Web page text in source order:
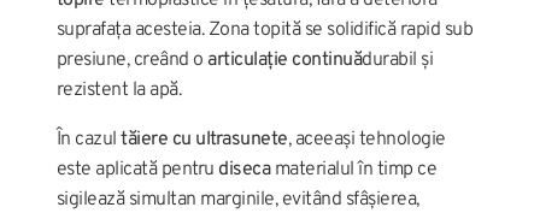
suprafața acesteia. Zona topită se solidifică rapid sub
presiune, creând oarticulație continuădurabil și
rezistent la apă.
În cazultăiere cu ultrasunete, aceeași tehnologie
este aplicată pentrudisecamaterialul în timp ce
sigilează simultan marginile, evitând sfâșierea,